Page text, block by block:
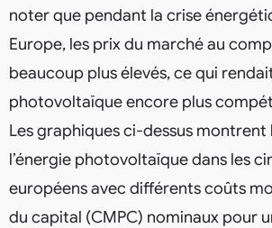
noter que pendant la crise
Europe, les prix du marché au
beaucoup plus élevés, ce qui
photovoltaïque encore plus
Les graphiques ci-dessus montrent
l’énergie photovoltaïque dans les
européens avec différents coûts
du capital (CMPC) nominaux pour